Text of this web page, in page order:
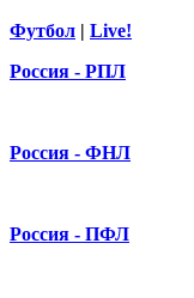
Футбол | Live!
Россия - РПЛ
Россия - ФНЛ
Россия - ПФЛ